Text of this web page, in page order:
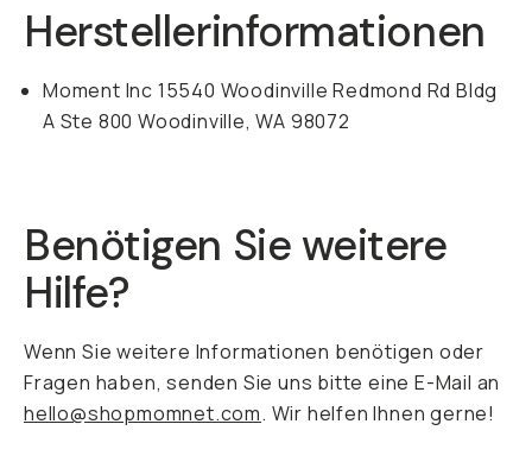
Herstellerinformationen
Moment Inc 15540 Woodinville Redmond Rd Bldg
A Ste 800 Woodinville, WA 98072
Benötigen Sie weitere
Hilfe?
Wenn Sie weitere Informationen benötigen oder
Fragen haben, senden Sie uns bitte eine E-Mail an
hello@shopmomnet.com. Wir helfen Ihnen gerne!